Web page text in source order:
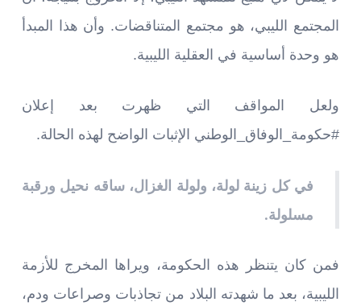
المجتمع الليبي، هو مجتمع المتناقضات. وأن هذا المبدأ
هو وحدة أساسية في العقلية الليبية.
ولعل المواقف التي ظهرت بعد إعلان
#حكومة_الوفاق_الوطني الإثبات الواضح لهذه الحالة.
في كل زينة لولة، ولولة الغزال، ساقه نحيل ورقبة
مسلولة.
فمن كان يتنظر هذه الحكومة، ويراها المخرج للأزمة
الليبية، بعد ما شهدته البلاد من تجاذبات وصراعات ودم،